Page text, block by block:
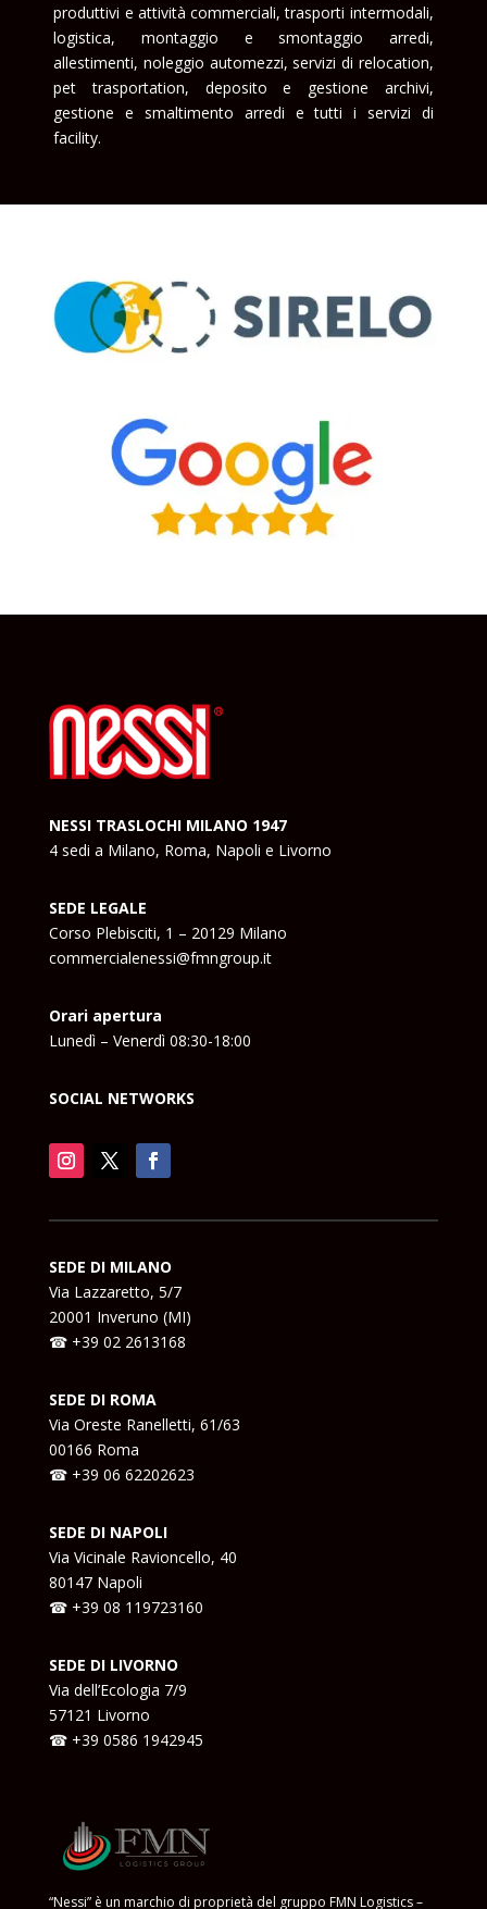
produttivi e attività commerciali, trasporti intermodali,
logistica, montaggio e smontaggio arredi,
allestimenti, noleggio automezzi, servizi di relocation,
pet trasportation, deposito e gestione archivi,
gestione e smaltimento arredi e tutti i servizi di
facility.
NESSI TRASLOCHI MILANO 1947
4 sedi a Milano, Roma, Napoli e Livorno
SEDE LEGALE
Corso Plebisciti, 1 – 20129 Milano
commercialenessi@fmngroup.it
Orari apertura
Lunedì – Venerdì 08:30-18:00
SOCIAL NETWORKS
SEDE DI MILANO
Via Lazzaretto, 5/7
20001 Inveruno (MI)
☎ +39 02 2613168
SEDE DI ROMA
Via Oreste Ranelletti, 61/63
00166 Roma
☎ +39 06 62202623
SEDE DI NAPOLI
Via Vicinale Ravioncello, 40
80147 Napoli
☎ +39 08 119723160
SEDE DI LIVORNO
Via dell’Ecologia 7/9
57121 Livorno
☎ +39 0586 1942945
“Nessi” è un marchio di proprietà del gruppo FMN Logistics –